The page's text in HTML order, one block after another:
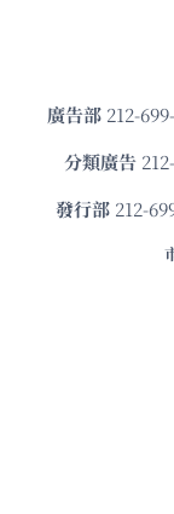
廣告部212-
分類廣告
發⾏部 212-